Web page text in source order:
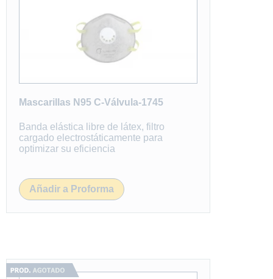
Mascarillas N95 C-Válvula-1745
Banda elástica libre de látex, filtro
cargado electrostáticamente para
optimizar su eficiencia
Añadir a Proforma